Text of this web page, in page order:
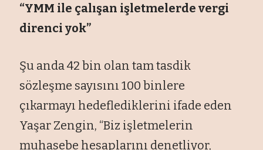
“YMM ile çalışan işletmelerde vergi
direnci yok”
Şu anda 42 bin olan tam tasdik
sözleşme sayısını 100 binlere
çıkarmayı hedeflediklerini ifade eden
Yaşar Zengin, “Biz işletmelerin
muhasebe hesaplarını denetliyor,